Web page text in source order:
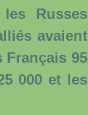
Russes
avaient
Français 95
000 et les